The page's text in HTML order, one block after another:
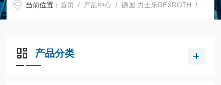
当前位置：首页 / 产品中心 /德国 力士乐REXROTH /
产品分类